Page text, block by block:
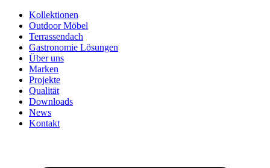
Skip
content
Kollektionen
Outdoor Möbel
Terrassendach
Gastronomie Lösungen
Über uns
Marken
Projekte
Qualität
Downloads
News
Kontakt